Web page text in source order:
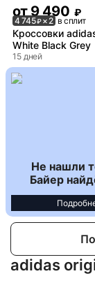
от 9 490 ₽
4 745₽× 2 в сплит
Кроссовки
White Black Grey
15 дней
Не нашли
Байер
adidas